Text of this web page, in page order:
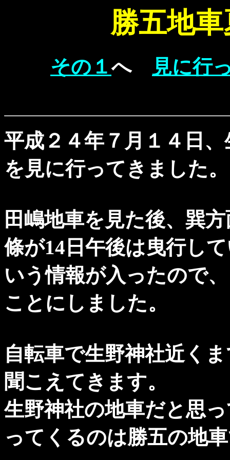
勝五地
その１へ 見に行
平成２４年７月１４日
を見に行ってきました。
田嶋地車を見た後、巽
條が14日午後は曳行し
いう情報が入ったので
ことにしました。
自転車で生野神社近く
聞こえてきます。
生野神社の地車だと思
ってくるのは勝五の地